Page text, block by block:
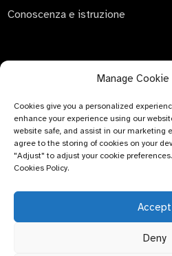
Conoscenza e istruzione
INVIA RICHIESTA
Non c'è niente di meglio che
di più su newfun e scarica
prodotto. E chiedi
Manage
Cookies give you a personalized
enhance your experience using our
website safe, and assist in our marketing
agree to the storing of cookies on your
"Adjust" to adjust your cookie
Cookies Policy.
Accept
Deny